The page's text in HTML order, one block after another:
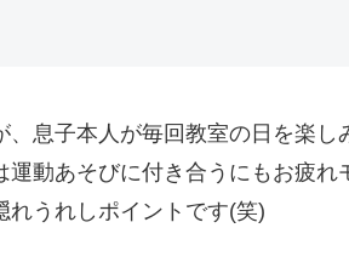
息子本人が毎回教室の日を楽し
動あそびに付き合うにもお疲
れうれしポイントです(笑)